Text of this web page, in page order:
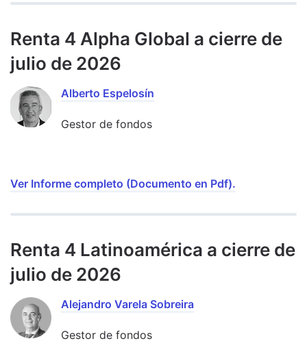
Renta 4 Alpha Global a cierre de
julio de 2026
Alberto Espelosín
Gestor de fondos
Ver Informe completo (Documento en Pdf).
Renta 4 Latinoamérica a cierre de
julio de 2026
Alejandro Varela Sobreira
Gestor de fondos